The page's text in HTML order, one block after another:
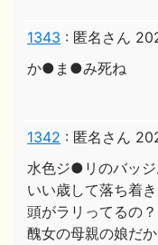
1343 : 匿名さん
か●ま●み死ね
1342 : 匿名さん
水色ジ●リのバッ
いい歳して落ち着
頭がラリってるの？
醜女の母親の娘だ